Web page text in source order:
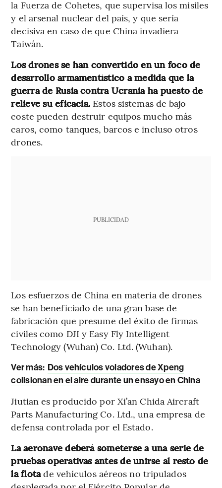
la Fuerza de Cohetes, que supervisa los misiles
y el arsenal nuclear del país, y que sería
decisiva en caso de que China invadiera
Taiwán.
Los drones se han convertido en un foco de
desarrollo armamentístico a medida que la
guerra de Rusia contra Ucrania ha puesto de
relieve su eficacia. Estos sistemas de bajo
coste pueden destruir equipos mucho más
caros, como tanques, barcos e incluso otros
drones.
PUBLICIDAD
Los esfuerzos de China en materia de drones
se han beneficiado de una gran base de
fabricación que presume del éxito de firmas
civiles como DJI y Easy Fly Intelligent
Technology (Wuhan) Co. Ltd. (Wuhan).
Ver más: Dos vehículos voladores de Xpeng
colisionan en el aire durante un ensayo en China
Jiutian es producido por Xi’an Chida Aircraft
Parts Manufacturing Co. Ltd., una empresa de
defensa controlada por el Estado.
La aeronave deberá someterse a una serie de
pruebas operativas antes de unirse al resto de
la flotade vehículos aéreos no tripulados